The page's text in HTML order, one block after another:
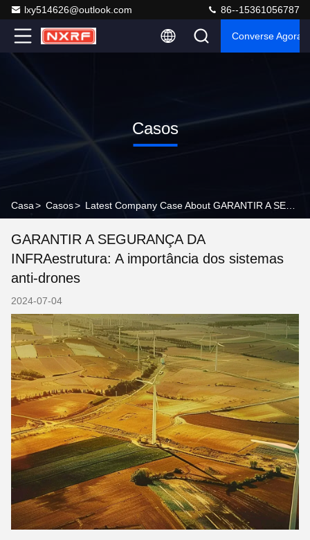
lxy514626@outlook.com 86--15361056787
Converse Agora
Casos
Casa> Casos>
GARANTIR A SEGURANÇA DA
INFRAestrutura: A importância dos sistemas
anti-drones
2024-07-04